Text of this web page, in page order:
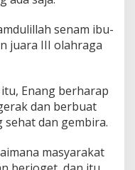
senam ibu-
juara III olahraga
Enang berharap
dan berbuat
sehat dan gembira.
masyarakat